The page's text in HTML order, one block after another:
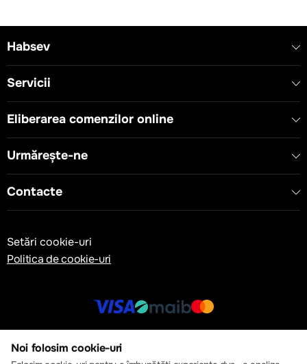
Habsev
Servicii
Eliberarea comenzilor online
Urmărește-ne
Contacte
Setări cookie-uri
Politica de cookie-uri
© 2013 – 2026 ECOM
Noi folosim cookie-uri